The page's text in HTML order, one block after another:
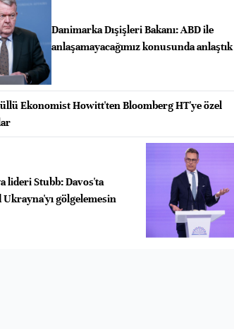
Danimarka Dışişleri Bakanı: ABD ile
anlaşamayacağımız konusunda anlaştık
Ekonomist Howitt'ten Bloomberg HT'ye özel
lideri Stubb: Davos'ta
gölgelemesin